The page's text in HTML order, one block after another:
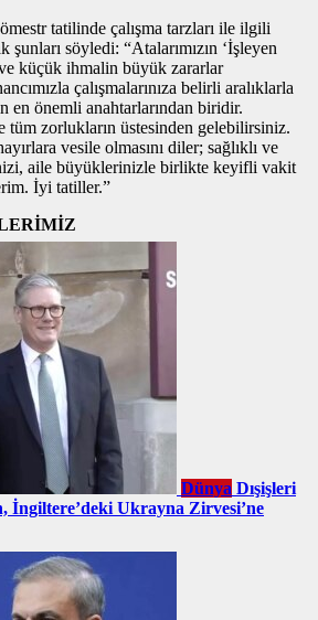
tatilinde çalışma tarzları ile ilgili
şunları söyledi: “Atalarımızın ‘İşleyen
küçük ihmalin büyük zararlar
çalışmalarınıza belirli aralıklarla
en önemli anahtarlarından biridir.
tüm zorlukların üstesinden gelebilirsiniz.
vesile olmasını diler; sağlıklı ve
aile büyüklerinizle birlikte keyifli vakit
İyi tatiller.”
Dünya Dışişleri
İngiltere’deki Ukrayna Zirvesi’ne